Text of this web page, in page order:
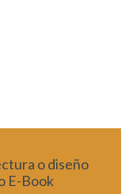
o diseño
E-Book